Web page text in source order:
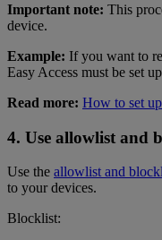
Important note: This
device.
Example: If you want to
Easy Access must be set
Read more: How to set
4. Use allowlist and
Use the allowlist and
to your devices.
Blocklist: